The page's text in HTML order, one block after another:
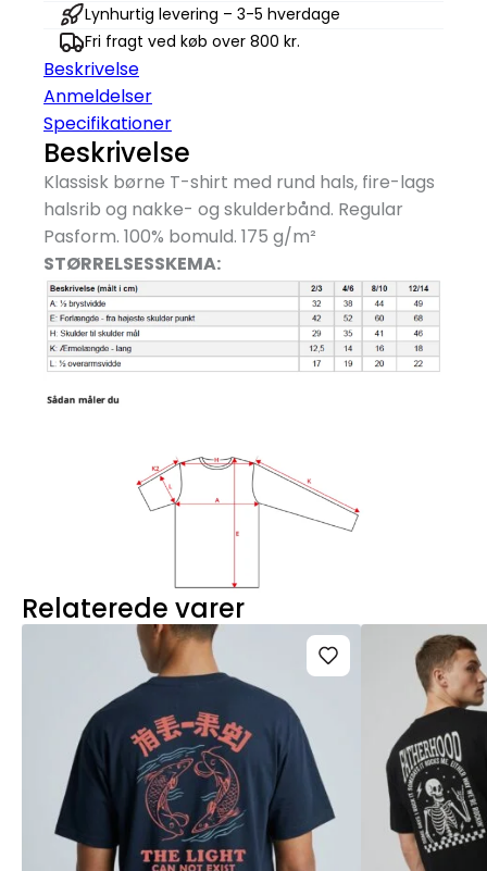
Børn
antal
Lynhurtig levering – 3-5 hverdage
Fri fragt ved køb over 800 kr.
Beskrivelse
Anmeldelser
Specifikationer
Beskrivelse
Klassisk børne T-shirt med rund hals, fire-lags
halsrib og nakke- og skulderbånd. Regular
Pasform. 100% bomuld. 175 g/m²
STØRRELSESSKEMA:
Relaterede varer